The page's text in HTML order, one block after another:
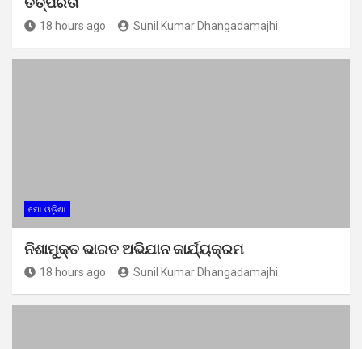
18 hours ago Sunil Kumar Dhangadamajhi
ମୋ ଓଡ଼ିଶା
ନିଶାମୁକ୍ତ ଭାରତ ଅଭିଯାନ କାର୍ଯ୍ୟକ୍ରମ
18 hours ago Sunil Kumar Dhangadamajhi